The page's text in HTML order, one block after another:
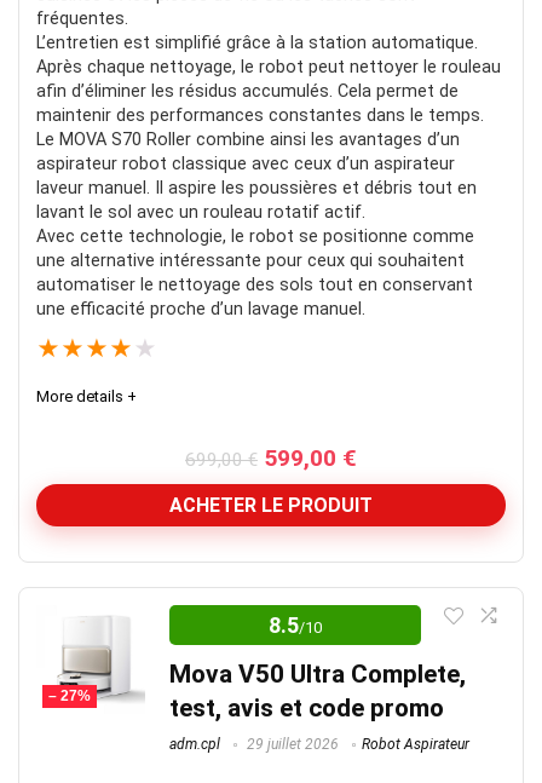
fréquentes.
L’entretien est simplifié grâce à la station automatique.
Après chaque nettoyage, le robot peut nettoyer le rouleau
afin d’éliminer les résidus accumulés. Cela permet de
maintenir des performances constantes dans le temps.
Le MOVA S70 Roller combine ainsi les avantages d’un
aspirateur robot classique avec ceux d’un aspirateur
laveur manuel. Il aspire les poussières et débris tout en
lavant le sol avec un rouleau rotatif actif.
Avec cette technologie, le robot se positionne comme
une alternative intéressante pour ceux qui souhaitent
automatiser le nettoyage des sols tout en conservant
une efficacité proche d’un lavage manuel.
★★★★ ★
More details +
699,00€ Le
prix
initial
était :
599,00 €
prix
actuel
est :
ACHETER LE PRODUIT
Bon rapport qualité/prix
Ici pas de grosse innovation, on va à l’essentiel
Note globale
– 27%
8.5/10
Mova V50 Ultra Complete,
test, avis et code promo
adm.cpl 29 juillet 2026 Robot Aspirateur